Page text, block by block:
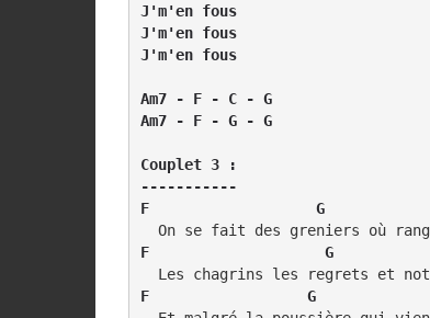
J'm'en fous
J'm'en fous
J'm'en fous
Am7 - F - C - G
Am7 - F - G - G
Couplet 3 :
-----------
F                   G
F                    G
F                  G